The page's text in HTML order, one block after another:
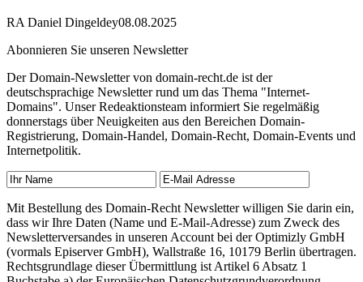
RA Daniel Dingeldey08.08.2025
Abonnieren Sie unseren Newsletter
Der Domain-Newsletter von domain-recht.de ist der
deutschsprachige Newsletter rund um das Thema "Internet-
Domains". Unser Redeaktionsteam informiert Sie regelmäßig
donnerstags über Neuigkeiten aus den Bereichen Domain-
Registrierung, Domain-Handel, Domain-Recht, Domain-Events und
Internetpolitik.
Mit Bestellung des Domain-Recht Newsletter willigen Sie darin ein,
dass wir Ihre Daten (Name und E-Mail-Adresse) zum Zweck des
Newsletterversandes in unseren Account bei der Optimizly GmbH
(vormals Episerver GmbH), Wallstraße 16, 10179 Berlin übertragen.
Rechtsgrundlage dieser Übermittlung ist Artikel 6 Absatz 1